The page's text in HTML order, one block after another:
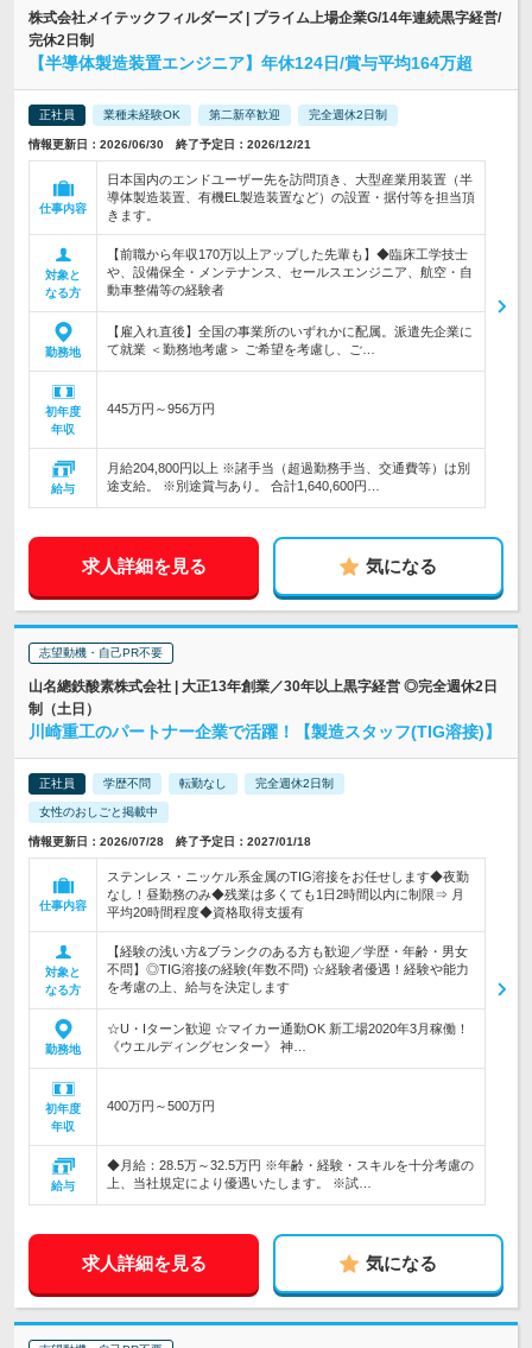
株式会社メイテックフィルダーズ | プライム上場企業G/14年連続黒字経営/
完休2日制
【半導体製造装置エンジニア】年休124日/賞与平均164万超
正社員 業種未経験OK 第二新卒歓迎 完全週休2日制
情報更新日：2026/06/30 終了予定日：2026/12/21
仕事内容
日本国内のエンドユーザー先を訪問頂き、大型産業用装置（半
導体製造装置、有機EL製造装置など）の設置・据付等を担当頂
きます。
対象と
なる方
【前職から年収170万以上アップした先輩も】◆臨床工学技士
や、設備保全・メンテナンス、セールスエンジニア、航空・自
動車整備等の経験者
勤務地
【雇入れ直後】全国の事業所のいずれかに配属。派遣先企業に
て就業 ＜勤務地考慮＞ ご希望を考慮し、ご…
初年度
年収
445万円～956万円
給与
月給204,800円以上 ※諸手当（超過勤務手当、交通費等）は別
途支給。 ※別途賞与あり。 合計1,640,600円…
求人詳細を見る 気になる
志望動機・自己PR不要
山名總鉄酸素株式会社 | 大正13年創業／30年以上黒字経営 ◎完全週休2日
制（土日）
川崎重工のパートナー企業で活躍！【製造スタッフ(TIG溶接)】
正社員 学歴不問 転勤なし 完全週休2日制
女性のおしごと掲載中
情報更新日：2026/07/28 終了予定日：2027/01/18
仕事内容
ステンレス・ニッケル系金属のTIG溶接をお任せします◆夜勤
なし！昼勤務のみ◆残業は多くても1日2時間以内に制限⇒ 月
平均20時間程度◆資格取得支援有
対象と
なる方
【経験の浅い方&ブランクのある方も歓迎／学歴・年齢・男女
不問】◎TIG溶接の経験(年数不問) ☆経験者優遇！経験や能力
を考慮の上、給与を決定します
勤務地
☆U・Iターン歓迎 ☆マイカー通勤OK 新工場2020年3月稼働！
《ウエルディングセンター》 神…
初年度
年収
400万円～500万円
給与
◆月給：28.5万～32.5万円 ※年齢・経験・スキルを十分考慮の
上、当社規定により優遇いたします。 ※試…
求人詳細を見る 気になる